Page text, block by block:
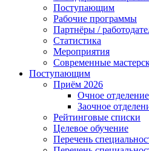
Поступающим
Рабочие программы
Партнёры /
Статистика
Мероприятия
Современные
Поступающим
Приём 2026
Очное отделение
Заочное
Рейтинговые списки
Целевое обучение
Перечень